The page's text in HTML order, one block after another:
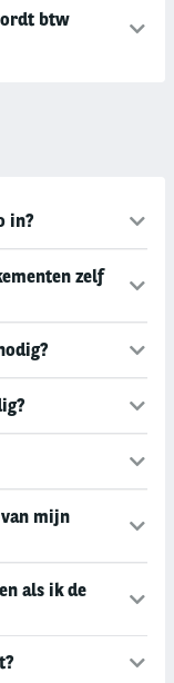
btw
in?
zelf
mijn
als ik de